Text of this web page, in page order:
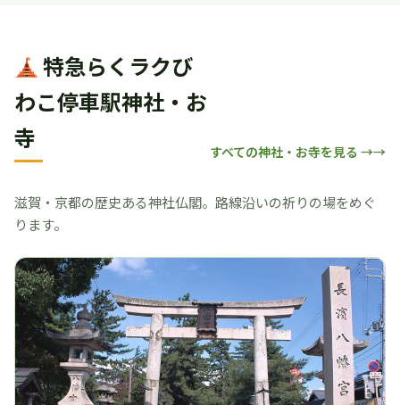
特急らくラクび
わこ停車駅神社・お
寺
すべての神社・お寺を見る →
滋賀・京都の歴史ある神社仏閣。路線沿いの祈りの場をめぐ
ります。